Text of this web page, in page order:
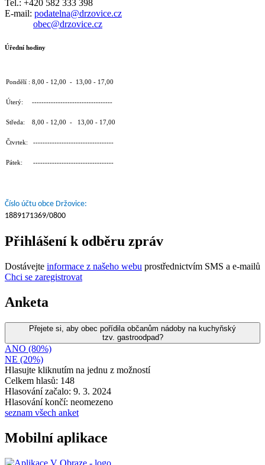
Tel.: +420 582 333 398
E-mail: podatelna@drzovice.cz
obec@drzovice.cz
Úřední hodiny
Pondělí : 8,00 - 12,00 - 13,00 - 17,00
Úterý: ----------------------------------
Středa: 8,00 - 12,00 - 13,00 - 17,00
Čtvrtek: ----------------------------------
Pátek: ----------------------------------
Číslo účtu obce Držovice:
1889171369/0800
Přihlášení k odběru zpráv
Dostávejte informace z našeho webu prostřednictvím SMS a e-mailů
Chci se zaregistrovat
Anketa
Přejete si, aby obec pořídila občanům nádoby na kuchyňský
tzv. gastroodpad?
ANO (80%)
NE (20%)
Hlasujte kliknutím na jednu z možností
Celkem hlasů: 148
Hlasování začalo: 9. 3. 2024
Hlasování končí: neomezeno
seznam všech anket
Mobilní aplikace